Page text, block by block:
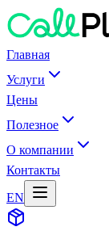
Главная
Услуги
Цены
Полезное
О компании
Контакты
EN